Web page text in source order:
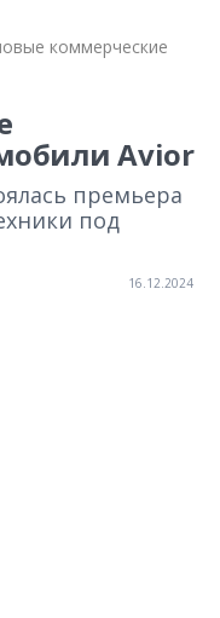
коммерческие
Avior
премьера
под
16.12.2024